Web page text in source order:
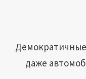
даже